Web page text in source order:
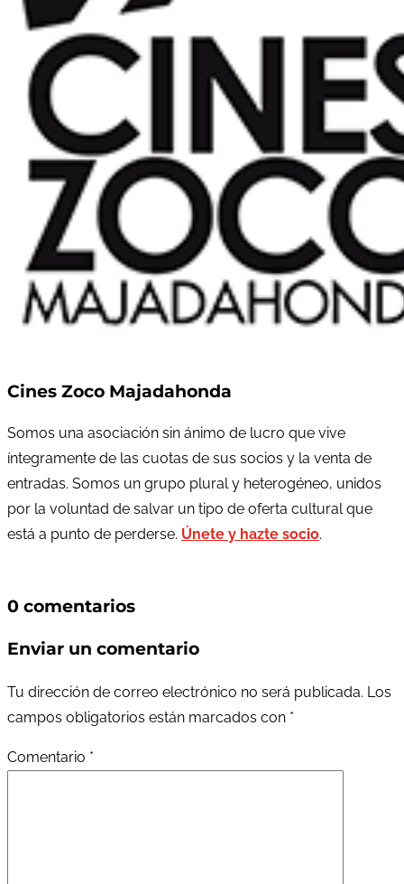
Cines Zoco Majadahonda
Somos una asociación sin ánimo de lucro que vive
íntegramente de las cuotas de sus socios y la venta de
entradas. Somos un grupo plural y heterogéneo, unidos
por la voluntad de salvar un tipo de oferta cultural que
está a punto de perderse. Únete y hazte socio.
0 comentarios
Enviar un comentario
Tu dirección de correo electrónico no será publicada. Los
campos obligatorios están marcados con *
Comentario *